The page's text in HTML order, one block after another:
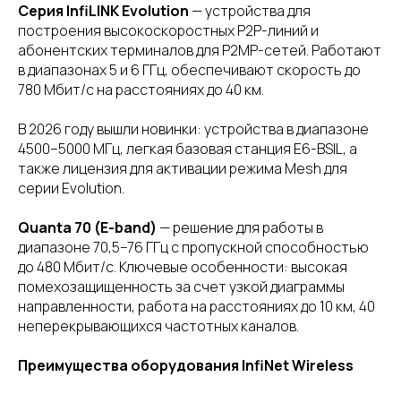
Серия InfiLINK Evolution — устройства для
построения высокоскоростных P2P-линий и
абонентских терминалов для P2MP-сетей. Работают
в диапазонах 5 и 6 ГГц, обеспечивают скорость до
780 Мбит/с на расстояниях до 40 км.
В 2026 году вышли новинки: устройства в диапазоне
4500–5000 МГц, легкая базовая станция E6-BSIL, а
также лицензия для активации режима Mesh для
серии Evolution.
Quanta 70 (E-band) — решение для работы в
диапазоне 70,5–76 ГГц с пропускной способностью
до 480 Мбит/с. Ключевые особенности: высокая
помехозащищенность за счет узкой диаграммы
направленности, работа на расстояниях до 10 км, 40
неперекрывающихся частотных каналов.
Преимущества оборудования InfiNet Wireless